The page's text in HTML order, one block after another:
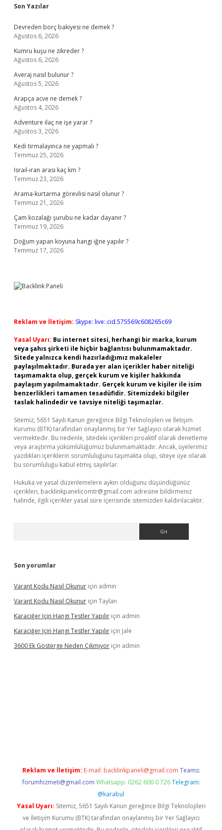
Sidebar
Son Yazılar
Devreden borç bakiyesi ne demek ?
Ağustos 6, 2026
Kumru kuşu ne zikreder ?
Ağustos 6, 2026
Averaj nasıl bulunur ?
Ağustos 5, 2026
Arapça acve ne demek ?
Ağustos 4, 2026
Adventure ilaç ne işe yarar ?
Ağustos 3, 2026
Kedi tirmalayinca ne yapmalı ?
Temmuz 25, 2026
Israıl-ıran arası kaç km ?
Temmuz 23, 2026
Arama-kurtarma görevlisi nasıl olunur ?
Temmuz 21, 2026
Çam kozalağı şurubu ne kadar dayanır ?
Temmuz 19, 2026
Doğum yapan koyuna hangi iğne yapılır ?
Temmuz 17, 2026
Reklam ve İletişim: Skype: live:.cid.575569c608265c69
Yasal Uyarı: Bu internet sitesi, herhangi bir marka, kurum
veya şahıs şirketi ile hiçbir bağlantısı bulunmamaktadır.
Sitede yalnızca kendi hazırladığımız makaleler
paylaşılmaktadır. Burada yer alan içerikler haber niteliği
taşımamakta olup, gerçek kurum ve kişiler hakkında
paylaşım yapılmamaktadır. Gerçek kurum ve kişiler ile isim
benzerlikleri tamamen tesadüfidir. Sitemizdeki bilgiler
taslak halindedir ve tavsiye niteliği taşımazlar.
Sitemiz, 5651 Sayılı Kanun gereğince Bilgi Teknolojileri ve İletişim
Kurumu (BTK) tarafından onaylanmış bir Yer Sağlayıcı olarak hizmet
vermektedir. Bu nedenle, sitedeki içerikleri proaktif olarak denetleme
veya araştırma yükümlülüğümüz bulunmamaktadır. Ancak, üyelerimiz
yazdıkları içeriklerin sorumluluğunu taşımakta olup, siteye üye olarak
bu sorumluluğu kabul etmiş sayılırlar.
Hukuka ve yasal düzenlemelere aykırı olduğunu düşündüğünüz
içerikleri, backlinkpanelicomtr@gmail.com adresine bildirmeniz
halinde, ilgili içerikler yasal süre içerisinde sitemizden kaldırılacaktır.
Son yorumlar
Varant Kodu Nasıl Okunur için admin
Varant Kodu Nasıl Okunur için Taylan
Karaciğer Için Hangi Testler Yapılır için admin
Karaciğer Için Hangi Testler Yapılır için Jale
3600 Ek Gösterge Neden Çıkmıyor için admin
Reklam ve İletişim: E-mail: backlinkpaneli@gmail.com Teams:
forumhizmeti@gmail.com Whatsapp: 0262 606 0 726 Telegram:
@karabul
Yasal Uyarı: Sitemiz, 5651 Sayılı Kanun gereğince Bilgi Teknolojileri
ve İletişim Kurumu (BTK) tarafından onaylanmış bir Yer Sağlayıcı